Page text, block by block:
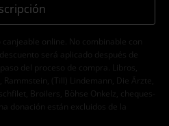
online. No combinable con
será aplicado después de
del proceso de compra. Libros,
Rammstein, (Till) Lindemann, Die Ärzte,
Broilers, Böhse Onkelz, cheques-
donación están excluidos de la